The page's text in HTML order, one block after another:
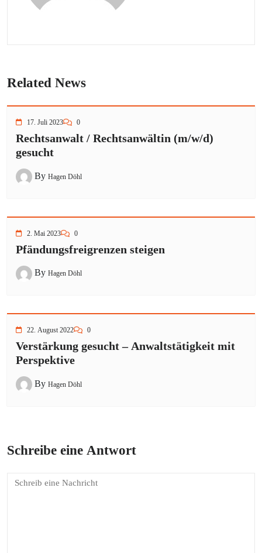
Related News
17. Juli 2023 0
Rechtsanwalt / Rechtsanwältin (m/w/d)
gesucht
By Hagen Döhl
2. Mai 2023 0
Pfändungsfreigrenzen steigen
By Hagen Döhl
22. August 2022 0
Verstärkung gesucht – Anwaltstätigkeit mit
Perspektive
By Hagen Döhl
Schreibe eine Antwort